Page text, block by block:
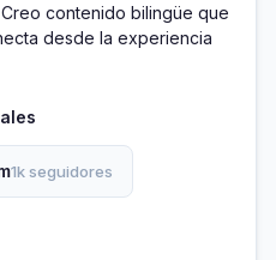
contenido bilingüe que
desde la experiencia
1k seguidores